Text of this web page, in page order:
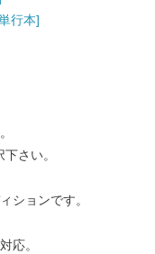
行本]
さい。
ションです。
応。